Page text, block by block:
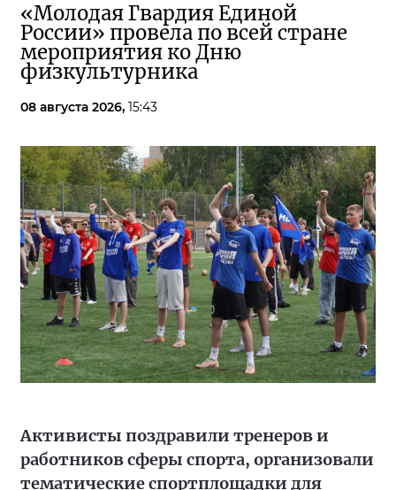
«Молодая Гвардия Единой
России» провела по всей стране
мероприятия ко Дню
физкультурника
08 августа 2026, 15:43
Активисты поздравили тренеров и
работников сферы спорта, организовали
тематические спортплощадки для